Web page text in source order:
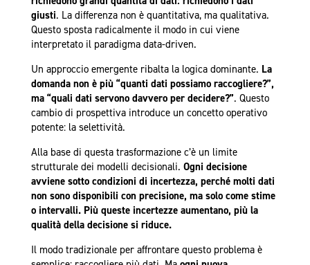
giusti. La differenza non è quantitativa, ma qualitativa.
Questo sposta radicalmente il modo in cui viene
interpretato il paradigma data-driven.
Un approccio emergente ribalta la logica dominante. La
domanda non è più “quanti dati possiamo raccogliere?”,
ma “quali dati servono davvero per decidere?”. Questo
cambio di prospettiva introduce un concetto operativo
potente: la selettività.
Alla base di questa trasformazione c’è un limite
strutturale dei modelli decisionali. Ogni decisione
avviene sotto condizioni di incertezza, perché molti dati
non sono disponibili con precisione, ma solo come stime
o intervalli. Più queste incertezze aumentano, più la
qualità della decisione si riduce.
Il modo tradizionale per affrontare questo problema è